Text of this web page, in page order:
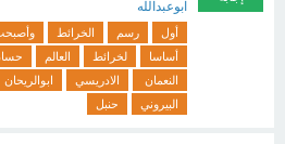
ابوعبدالله
أول رسم الخرائط
أساسا
لخرائط العالم
النعمان
الادريسي
ابوالريحان
البيروني
حنبل